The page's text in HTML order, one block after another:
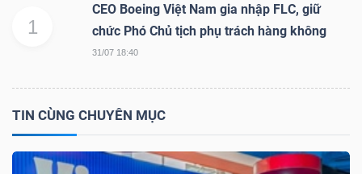
1
CEO Boeing Việt Nam gia nhập FLC, giữ
chức Phó Chủ tịch phụ trách hàng không
31/07 18:40
TIN CÙNG CHUYÊN MỤC
SÓC